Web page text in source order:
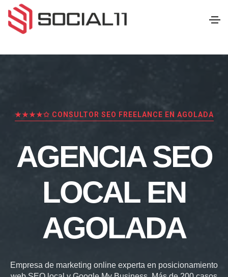
★★★★✩ CONSULTOR SEO FREELANCE EN AGOLADA
AGENCIA SEO
LOCAL EN
AGOLADA
Empresa de marketing online experta en posicionamiento